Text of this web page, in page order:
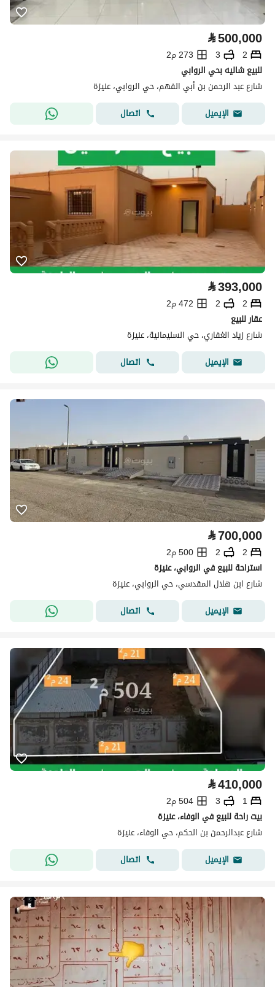
⃁500,000
2
3
273 م2
للبيع شاليه بحي الروابي
شارع عبد الرحمن بن أبي الفهم، حي الروابي، عنيزة
الإيميل
اتصال
⃁393,000
2
2
472 م2
عقار للبيع
شارع زياد الغفاري، حي السليمانية، عنيزة
الإيميل
اتصال
⃁700,000
2
2
500 م2
استراحة للبيع في الروابي، عنيزة
شارع ابن هلال المقدسي، حي الروابي، عنيزة
الإيميل
اتصال
⃁410,000
1
3
504 م2
بيت راحة للبيع في الوفاء، عنيزة
شارع عبدالرحمن بن الحكم، حي الوفاء، عنيزة
الإيميل
اتصال